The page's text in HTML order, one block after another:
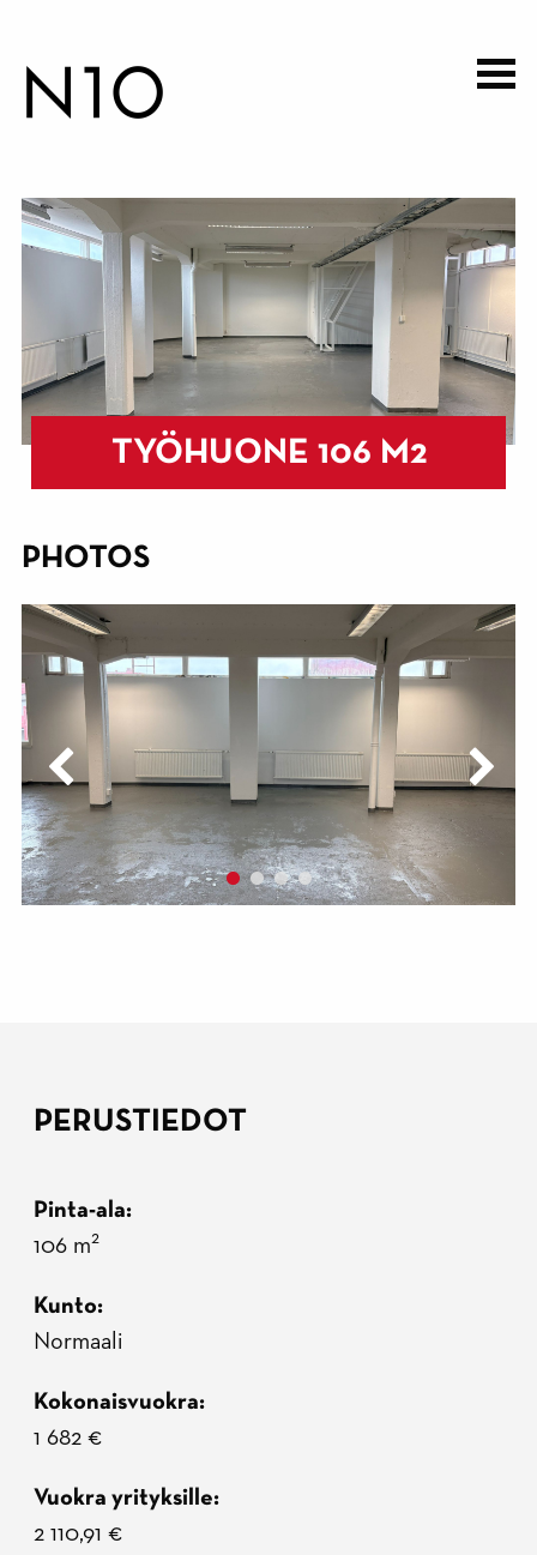
TYÖHUONE 106 M2
PHOTOS
PERUSTIEDOT
Pinta-ala
106 m2
Kunto
Normaali
Kokonaisvuokra
1 682 €
Vuokra yrityksille
2 110,91 €